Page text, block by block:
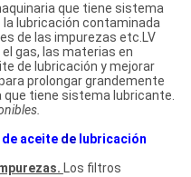
que tiene sistema
lubricación contaminada
de las impurezas etc.LV
gas, las materias en
de lubricación y mejorar
prolongar grandemente
que tiene sistema lubricante.
aceite de lubricación
Los filtros